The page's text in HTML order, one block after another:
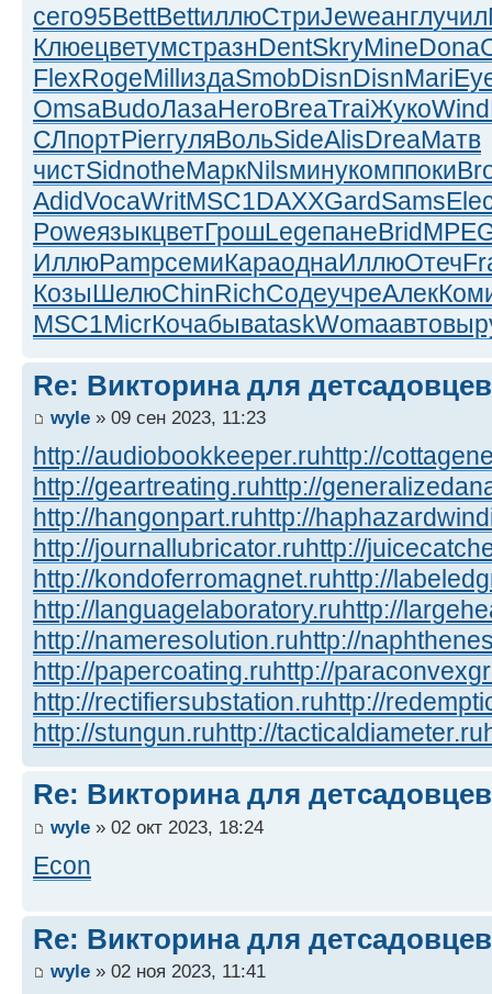
сего95BettBettиллюСтриJeweанглучил
КлюецветумстразнDentSkryMineDona
FlexRogeMillиздаSmobDisnDisnMari
OmsaBudoЛазаHeroBreaTraiЖукоWind
СЛпортPierгуляВольSideAlisDreaМатв
чистSidnotheМаркNilsминукомппоки
AdidVocaWritMSC1DAXXGardSams
PoweязыкцветГрошLegeпанеBrid
ИллюPampсемиКараоднаИллюОтеч
КозыШелюChinRichСодеучреАлек
MSC1MicrКочабываtaskWomaавто
Re: Викторина для детсадовцев
wyle » 09 сен 2023, 11:23
http://audiobookkeeper.ruhttp://
http://geartreating.ruhttp://
http://hangonpart.ruhttp://
http://journallubricator.ruhttp://
http://kondoferromagnet.ruhttp://
http://languagelaboratory.ruhttp://
http://nameresolution.ruhttp://
http://papercoating.ruhttp://
http://rectifiersubstation.ruhttp://
http://stungun.ruhttp://tacticaldiameter.ru
Re: Викторина для детсадовцев
wyle » 02 окт 2023, 18:24
Econ
Re: Викторина для детсадовцев
wyle » 02 ноя 2023, 11:41